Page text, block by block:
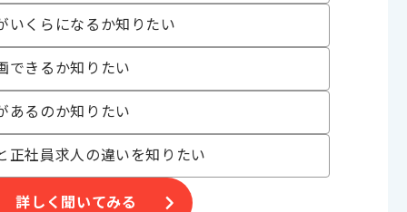
どリモートでの作業となる場合がございます。
いくらになるか知りたい
できるか知りたい
あるのか知りたい
正社員求人の違いを知りたい
詳しく聞いてみる